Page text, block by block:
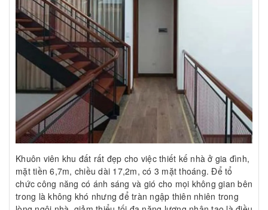
Khuôn viên khu đất rất đẹp cho việc thiết kế nhà ở gia đình,
mặt tiền 6,7m, chiều dài 17,2m, có 3 mặt thoáng. Để tổ
chức công năng có ánh sáng và gió cho mọi không gian bên
trong là không khó nhưng để tràn ngập thiên nhiên trong